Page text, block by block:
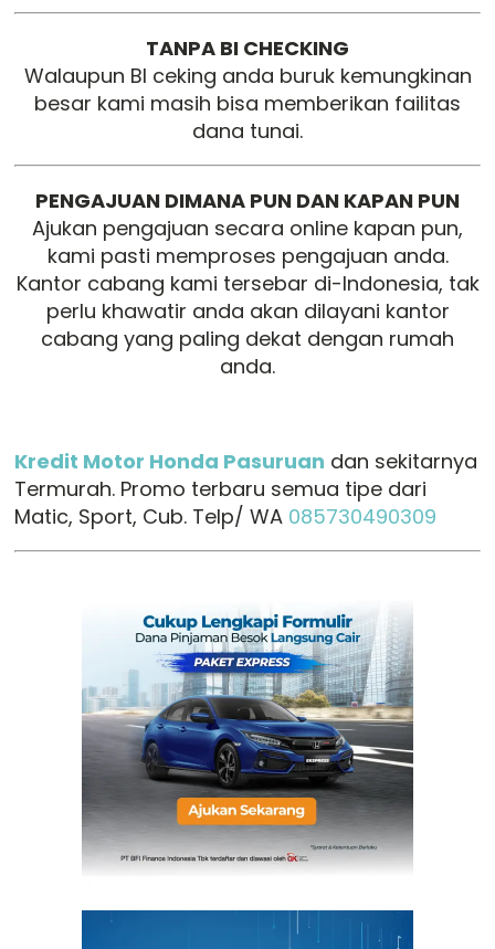
TANPA BI CHECKING
Walaupun BI ceking anda buruk kemungkinan
besar kami masih bisa memberikan failitas
dana tunai.
PENGAJUAN DIMANA PUN DAN KAPAN PUN
Ajukan pengajuan secara online kapan pun,
kami pasti memproses pengajuan anda.
Kantor cabang kami tersebar di-Indonesia, tak
perlu khawatir anda akan dilayani kantor
cabang yang paling dekat dengan rumah
anda.
Kredit Motor Honda Pasuruan dan sekitarnya
Termurah. Promo terbaru semua tipe dari
Matic, Sport, Cub. Telp/ WA 085730490309